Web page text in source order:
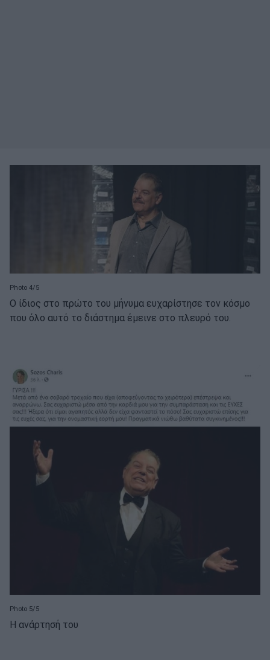
Photo 4/5
Ο ίδιος στο πρώτο του μήνυμα ευχαρίστησε τον κόσμο
που όλο αυτό το διάστημα έμεινε στο πλευρό του.
Photo 5/5
Η ανάρτησή του